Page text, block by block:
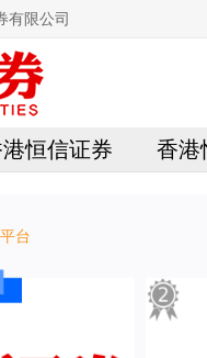
有限公司
恒信证券 香港
台